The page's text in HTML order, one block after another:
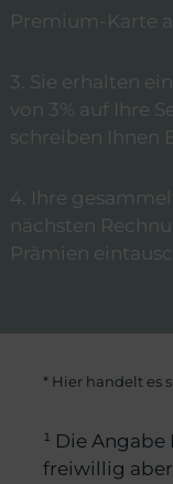
Premium-Karte
3. Sie erhalten
von 3% auf Ihre
schreiben Ihnen
4. Ihre
nächsten
Prämien
* Hier handelt es
¹ Die
freiwillig